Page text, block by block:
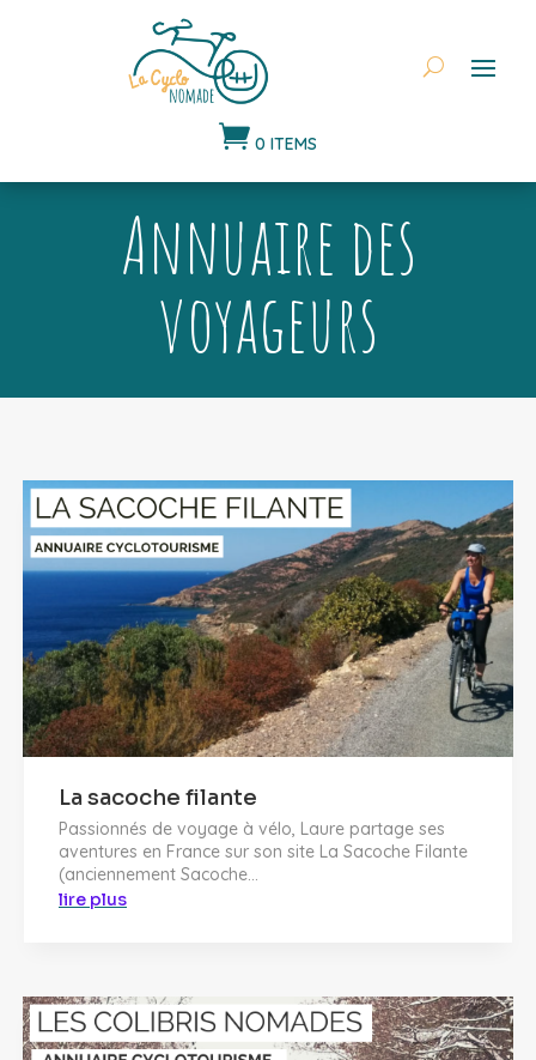
 0 ITEMS
Annuaire des
voyageurs
La sacoche filante
Passionnés de voyage à vélo, Laure partage ses
aventures en France sur son site La Sacoche Filante
(anciennement Sacoche...
lire plus